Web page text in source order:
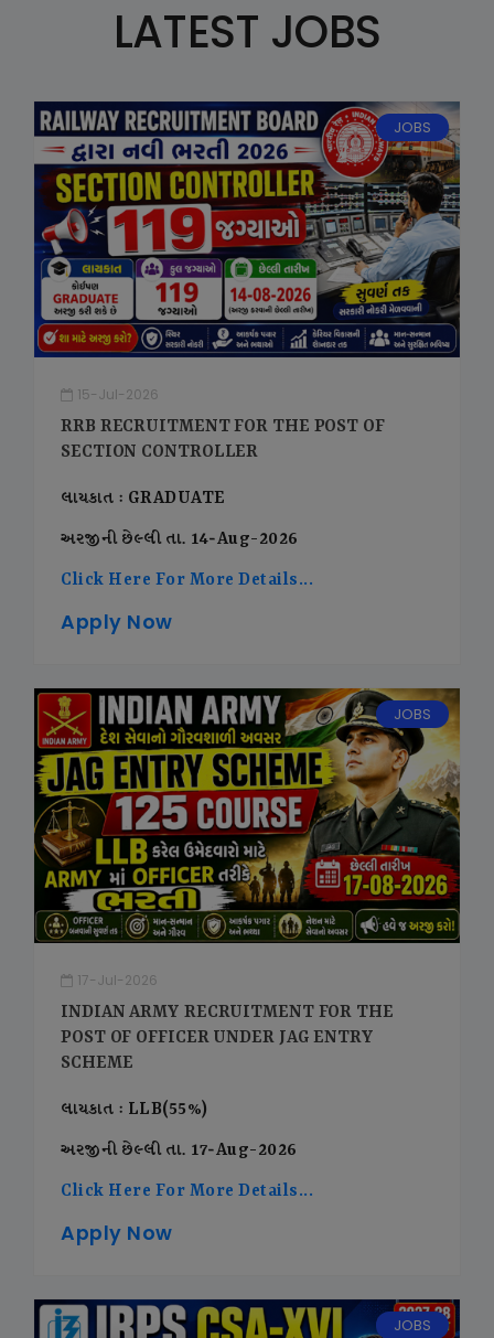
LATEST JOBS
JOBS
15-Jul-2026
RRB RECRUITMENT FOR THE POST OF
SECTION CONTROLLER
લાયકાત : GRADUATE
અરજીની છેલ્લી તા. 14-Aug-2026
Click Here For More Details...
Apply Now
JOBS
17-Jul-2026
INDIAN ARMY RECRUITMENT FOR THE
POST OF OFFICER UNDER JAG ENTRY
SCHEME
લાયકાત : LLB(55%)
અરજીની છેલ્લી તા. 17-Aug-2026
Click Here For More Details...
Apply Now
JOBS